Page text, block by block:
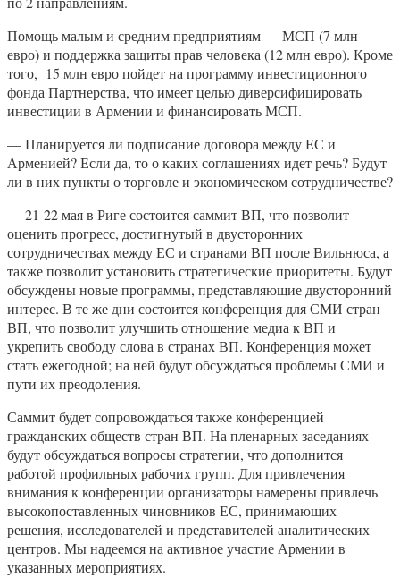
Помощь малым и средним предприятиям — МСП (7 млн
евро) и поддержка защиты прав человека (12 млн евро). Кроме
того, 15 млн евро пойдет на программу инвестиционного
фонда Партнерства, что имеет целью диверсифицировать
инвестиции в Армении и финансировать МСП.
— Планируется ли подписание договора между ЕС и
Арменией? Если да, то о каких соглашениях идет речь? Будут
ли в них пункты о торговле и экономическом сотрудничестве?
— 21-22 мая в Риге состоится саммит ВП, что позволит
оценить прогресс, достигнутый в двусторонних
сотрудничествах между ЕС и странами ВП после Вильнюса, а
также позволит установить стратегические приоритеты. Будут
обсуждены новые программы, представляющие двусторонний
интерес. В те же дни состоится конференция для СМИ стран
ВП, что позволит улучшить отношение медиа к ВП и
укрепить свободу слова в странах ВП. Конференция может
стать ежегодной; на ней будут обсуждаться проблемы СМИ и
пути их преодоления.
Саммит будет сопровождаться также конференцией
гражданских обществ стран ВП. На пленарных заседаниях
будут обсуждаться вопросы стратегии, что дополнится
работой профильных рабочих групп. Для привлечения
внимания к конференции организаторы намерены привлечь
высокопоставленных чиновников ЕС, принимающих
решения, исследователей и представителей аналитических
центров. Мы надеемся на активное участие Армении в
указанных мероприятиях.